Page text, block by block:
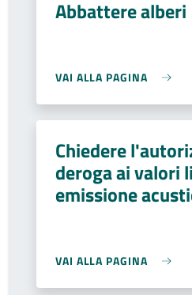
Abbattere alberi
VAI ALLA PAGINA
Chiedere
deroga ai valori
emissione
VAI ALLA PAGINA